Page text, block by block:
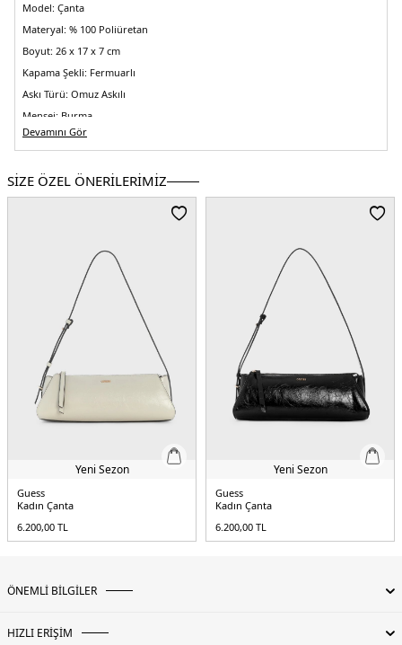
Model: Çanta
Materyal: % 100 Poliüretan
Boyut: 26 x 17 x 7 cm
Kapama Şekli: Fermuarlı
Askı Türü: Omuz Askılı
Menşei: Burma
5DE2HWTV9496170BLO.07
Devamını Gör
SİZE ÖZEL ÖNERİLERİMİZ
Yeni Sezon
Guess
Kadın Çanta
6.200,00 TL
Yeni Sezon
Guess
Kadın Çanta
6.200,00 TL
ÖNEMLİ BİLGİLER
HIZLI ERİŞİM